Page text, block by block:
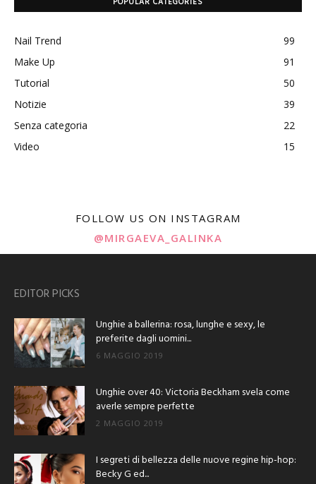
Nail Trend
99
Make Up
91
Tutorial
50
Notizie
39
Senza categoria
22
Video
15
FOLLOW US ON INSTAGRAM
@MIRGAEVA_GALINKA
EDITOR PICKS
Unghie a ballerina: rosa, lunghe e sexy, le
preferite dagli uomini...
6 MAGGIO 2019
Unghie over 40: Victoria Beckham svela come
averle sempre perfette
2 MAGGIO 2019
I segreti di bellezza delle nuove regine hip-hop:
Becky G ed...